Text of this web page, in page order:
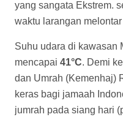
yang sangata Ekstrem.
waktu larangan
Suhu udara di kawasan
mencapai 41°C. Demi
dan Umrah (Kemenhaj)
keras bagi jamaah
jumrah pada siang hari